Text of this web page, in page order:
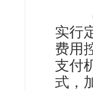
（
实行
费用
支付
式，